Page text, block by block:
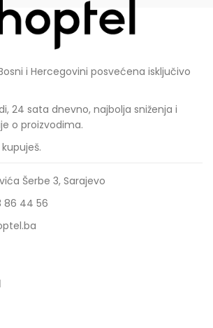
i Hercegovini posvećena isključivo
24 sata dnevno, najbolja sniženja i
o proizvodima.
Šerbe 3, Sarajevo
86 44 56